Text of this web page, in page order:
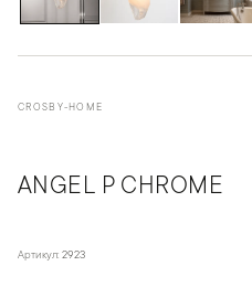
CROSBY-HOME
ANGEL P CHROME
Артикул: 2923